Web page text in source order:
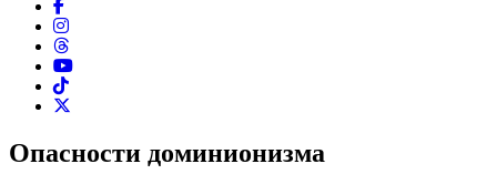
Опасности доминионизма